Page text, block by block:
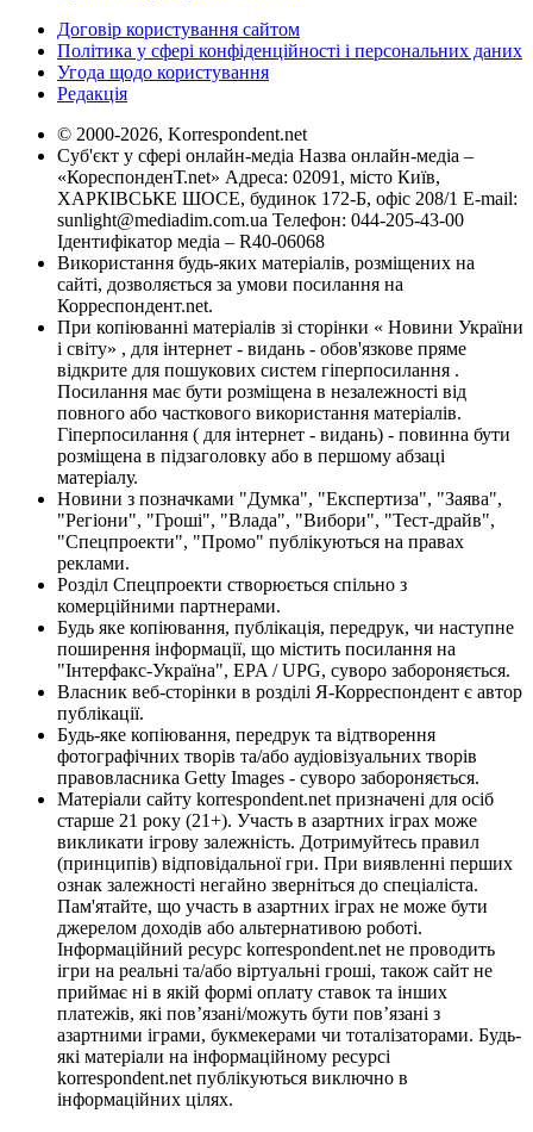
Договір користування сайтом
Політика у сфері конфіденційності і персональних даних
Угода щодо користування
Редакція
© 2000-2026, Korrespondent.net
Суб'єкт у сфері онлайн-медіа Назва онлайн-медіа –
«КореспонденТ.net» Адреса: 02091, місто Київ,
ХАРКІВСЬКЕ ШОСЕ, будинок 172-Б, офіс 208/1 E-mail:
sunlight@mediadim.com.ua Телефон: 044-205-43-00
Ідентифікатор медіа – R40-06068
Використання будь-яких матеріалів, розміщених на
сайті, дозволяється за умови посилання на
Корреспондент.net.
При копіюванні матеріалів зі сторінки « Новини України
і світу» , для інтернет - видань - обов'язкове пряме
відкрите для пошукових систем гіперпосилання .
Посилання має бути розміщена в незалежності від
повного або часткового використання матеріалів.
Гіперпосилання ( для інтернет - видань) - повинна бути
розміщена в підзаголовку або в першому абзаці
матеріалу.
Новини з позначками "Думка", "Експертиза", "Заява",
"Регіони", "Гроші", "Влада", "Вибори", "Тест-драйв",
"Спецпроекти", "Промо" публікуються на правах
реклами.
Розділ Спецпроекти створюється спільно з
комерційними партнерами.
Будь яке копіювання, публікація, передрук, чи наступне
поширення інформації, що містить посилання на
"Інтерфакс-Україна", EPA / UPG, суворо забороняється.
Власник веб-сторінки в розділі Я-Корреспондент є автор
публікації.
Будь-яке копіювання, передрук та відтворення
фотографічних творів та/або аудіовізуальних творів
правовласника Getty Images - суворо забороняється.
Матеріали сайту korrespondent.net призначені для осіб
старше 21 року (21+). Участь в азартних іграх може
викликати ігрову залежність. Дотримуйтесь правил
(принципів) відповідальної гри. При виявленні перших
ознак залежності негайно зверніться до спеціаліста.
Пам'ятайте, що участь в азартних іграх не може бути
джерелом доходів або альтернативою роботі.
Інформаційний ресурс korrespondent.net не проводить
ігри на реальні та/або віртуальні гроші, також сайт не
приймає ні в якій формі оплату ставок та інших
платежів, які пов’язані/можуть бути пов’язані з
азартними іграми, букмекерами чи тоталізаторами. Будь-
які матеріали на інформаційному ресурсі
korrespondent.net публікуються виключно в
інформаційних цілях.